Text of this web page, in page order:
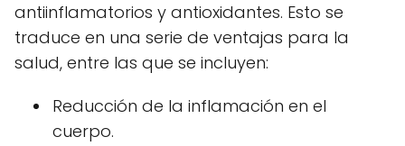
antiinflamatorios y antioxidantes. Esto se
traduce en una serie de ventajas para la
salud, entre las que se incluyen:
Reducción de la inflamación en el
cuerpo.